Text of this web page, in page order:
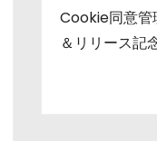
Cookie同意管
＆リリース記